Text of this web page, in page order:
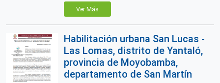
Ver Más
Habilitación urbana San Lucas -
Las Lomas, distrito de Yantaló,
provincia de Moyobamba,
departamento de San Martín